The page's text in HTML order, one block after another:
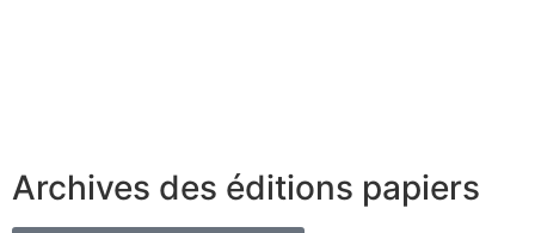
Archives des éditions papiers